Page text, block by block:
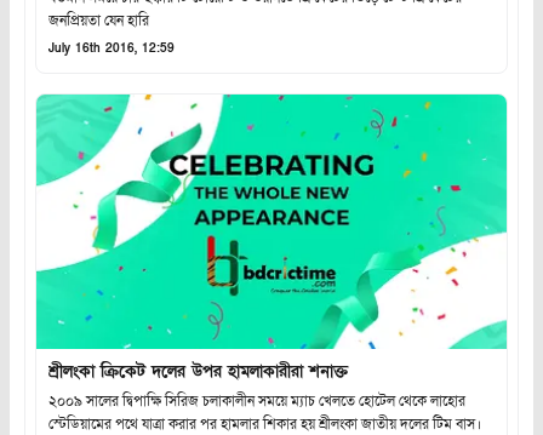
জনপ্রিয়তা যেন হারি
July 16th 2016, 12:59
শ্রীলংকা ক্রিকেট দলের উপর হামলাকারীরা শনাক্ত
২০০৯ সালের দ্বিপাক্ষি সিরিজ চলাকালীন সময়ে ম্যাচ খেলতে হোটেল থেকে লাহোর
স্টেডিয়ামের পথে যাত্রা করার পর হামলার শিকার হয় শ্রীলংকা জাতীয় দলের টিম বাস।